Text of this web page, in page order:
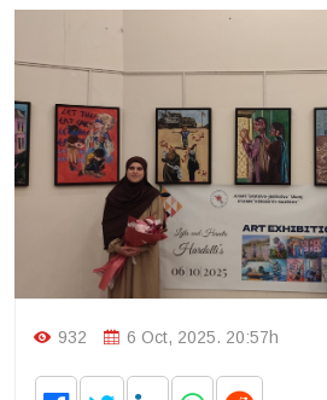
932 6 Oct, 2025. 20:57h